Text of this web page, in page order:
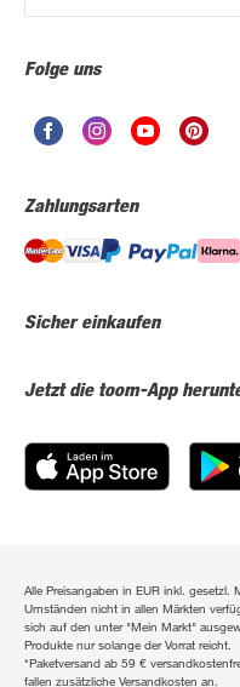
Folge uns
Zahlungsarten
Sicher einkaufen
Jetzt die toom-App
Alle Preisangaben in EUR inkl.
Umständen nicht in allen Märkten
sich auf den unter "Mein Markt"
Produkte nur solange der Vorrat reicht.
*Paketversand ab 59 €
fallen zusätzliche Versandkosten an.